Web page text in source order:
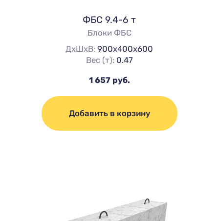
ФБС 9.4-6 т
Блоки ФБС
ДхШхВ:900х400х600
Вес (т): 0.47
1 657 руб.
Добавить в корзину